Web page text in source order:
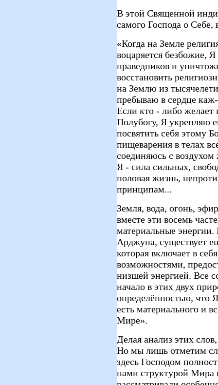
В этой Священной
самого Господа о Себе,
«Когда на Земле
воцаряется безбожие,
праведников и
восстановить
на Землю из
пребываю в сердце
Если кто - либо желает
Полубогу, Я укрепляю
посвятить себя этому
пищеварения в телах
соединяюсь с
Я - сила сильных,
половая жизнь,
принципам...
Земля, вода, огонь,
вместе эти восемь
материальные
Арджуна, существует
которая включает в
возможностями,
низшей энергией. Все
начало в этих двух
определённостью, что
есть материального и
Мире».
Делая анализ этих
Но мы лишь отметим
здесь Господом
нами структурой Мира